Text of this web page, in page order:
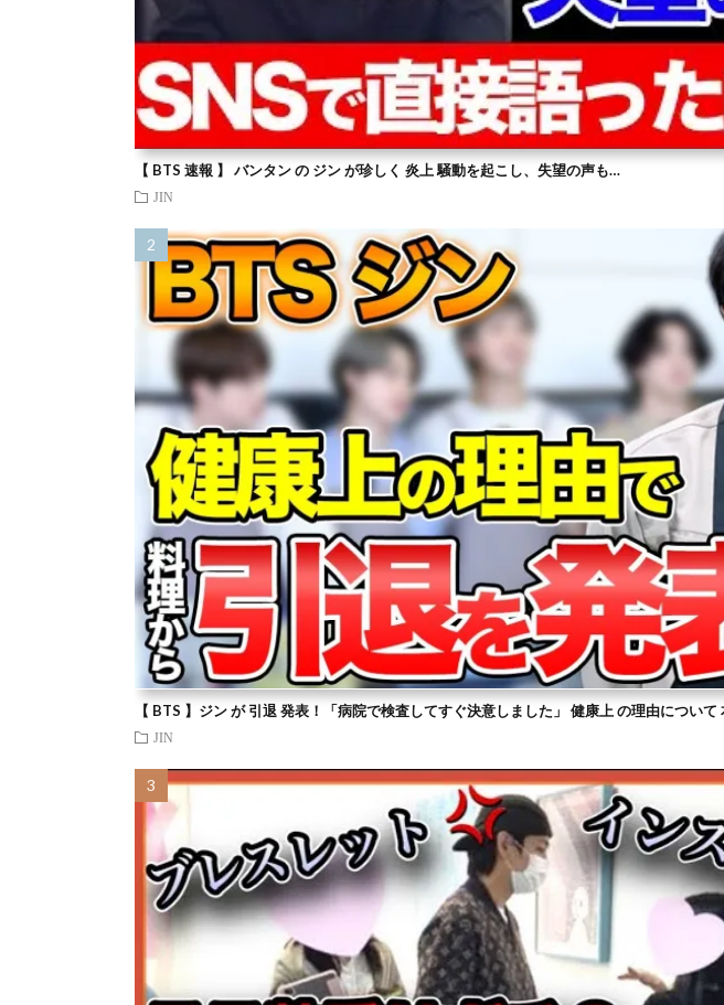
【 BTS 速報 】 バンタン の ジン が珍しく 炎上 騒動を起こし、失望の声も…
JIN
【 BTS 】ジン が 引退 発表！「病院で検査してすぐ決意しました」 健康上 の理由について
JIN